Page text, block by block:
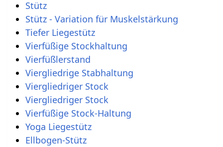
Stütz
Stütz - Variation für Muskelstärkung
Tiefer Liegestütz
Vierfüßige Stockhaltung
Vierfüßlerstand
Viergliedrige Stabhaltung
Viergliedriger Stock
Viergliedriger Stock
Vierfüßige Stock-Haltung
Yoga Liegestütz
Ellbogen-Stütz